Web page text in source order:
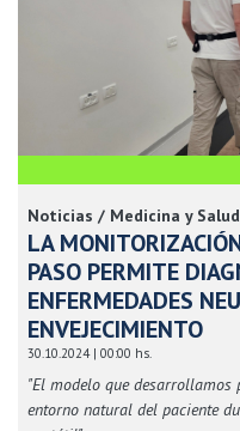
Noticias / Medicina y Salud
LA
PASO PERMITE
ENFERMEDADES
ENVEJECIMIENTO
30.10.2024 | 00:00 hs.
"El modelo que
entorno natural del paciente